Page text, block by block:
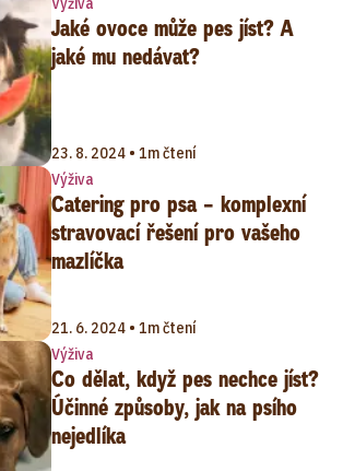
Jaké ovoce může pes jíst? A
jaké mu nedávat?
23. 8. 2024 • 1m čtení
Výživa
Catering pro psa – komplexní
stravovací řešení pro vašeho
mazlíčka
21. 6. 2024 • 1m čtení
Výživa
Co dělat, když pes nechce jíst?
Účinné způsoby, jak na psího
nejedlíka